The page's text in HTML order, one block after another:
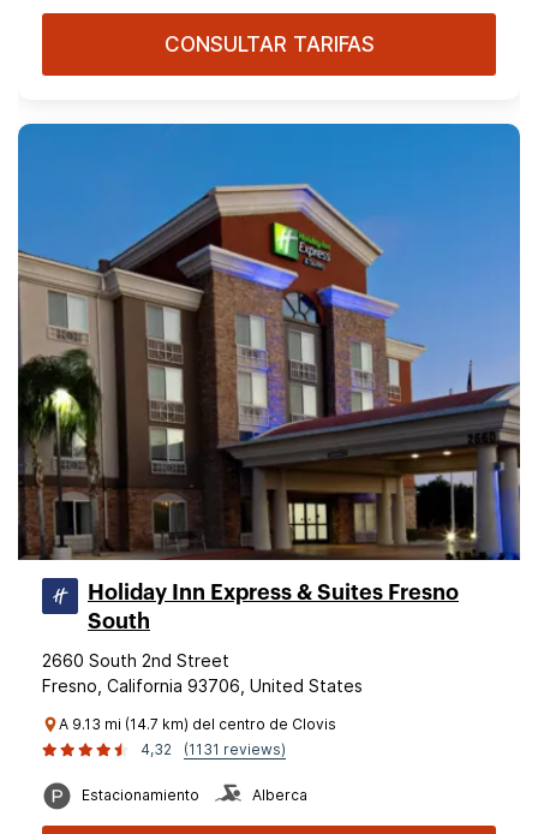
CONSULTAR TARIFAS
Holiday Inn Express & Suites Fresno
South
2660 South 2nd Street
Fresno, California 93706, United States
A 9.13 mi (14.7 km) del centro de Clovis
4,32
(1131 reviews)
Estacionamiento Alberca